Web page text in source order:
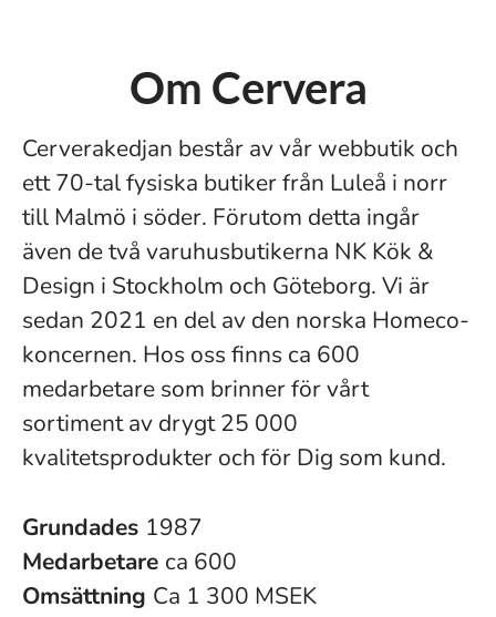
Om Cervera
Cerverakedjan består av vår webbutik och
ett 70-tal fysiska butiker från Luleå i norr
till Malmö i söder. Förutom detta ingår
även de två varuhusbutikerna NK Kök &
Design i Stockholm och Göteborg. Vi är
sedan 2021 en del av den norska Homeco-
koncernen. Hos oss finns ca 600
medarbetare som brinner för vårt
sortiment av drygt 25 000
kvalitetsprodukter och för Dig som kund.
Grundades 1987
Medarbetare ca 600
Omsättning Ca 1 300 MSEK